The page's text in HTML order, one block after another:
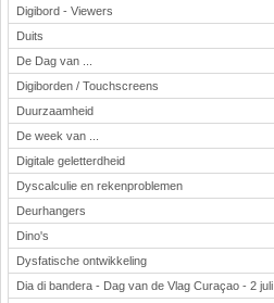
Digibord - Viewers
Duits
De Dag van ...
Digiborden / Touchscreens
Duurzaamheid
De week van ...
Digitale geletterdheid
Dyscalculie en rekenproblemen
Deurhangers
Dino's
Dysfatische ontwikkeling
Dia di bandera - Dag van de Vlag Curaçao - 2 juli